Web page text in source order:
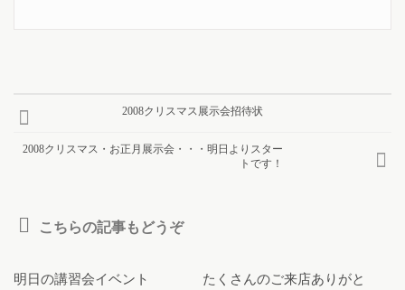
2008クリスマス展示会招待状
2008クリスマス・お正月展示会・・・明日よりスター
トです！
こちらの記事もどうぞ
明日の講習会イベント
たくさんのご来店ありがと